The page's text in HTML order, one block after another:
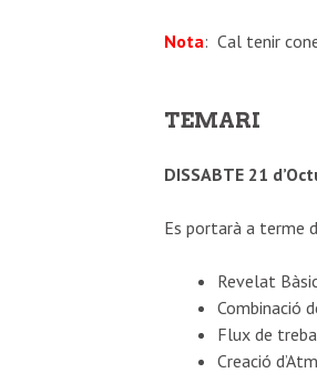
Nota: Cal tenir
TEMARI
DISSABTE 21
Es portarà a terme
Revelat
Combinació
Flux de
Creació